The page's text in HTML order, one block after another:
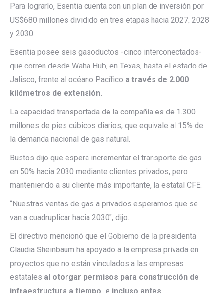
Para lograrlo, Esentia cuenta con un plan de inversión por
US$680 millones dividido en tres etapas hacia 2027, 2028
y 2030.
Esentia posee seis gasoductos -cinco interconectados-
que corren desde Waha Hub, en Texas, hasta el estado de
Jalisco, frente al océano Pacífico a través de 2.000
kilómetros de extensión.
La capacidad transportada de la compañía es de 1.300
millones de pies cúbicos diarios, que equivale al 15% de
la demanda nacional de gas natural.
Bustos dijo que espera incrementar el transporte de gas
en 50% hacia 2030 mediante clientes privados, pero
manteniendo a su cliente más importante, la estatal CFE.
“Nuestras ventas de gas a privados esperamos que se
van a cuadruplicar hacia 2030″, dijo.
El directivo mencionó que el Gobierno de la presidenta
Claudia Sheinbaum ha apoyado a la empresa privada en
proyectos que no están vinculados a las empresas
estatales al otorgar permisos para construcción de
infraestructura a tiempo, e incluso antes.